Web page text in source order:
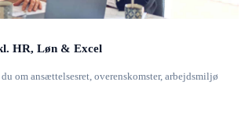
HR, Løn & Excel
om ansættelsesret, overenskomster, arbejdsmiljø